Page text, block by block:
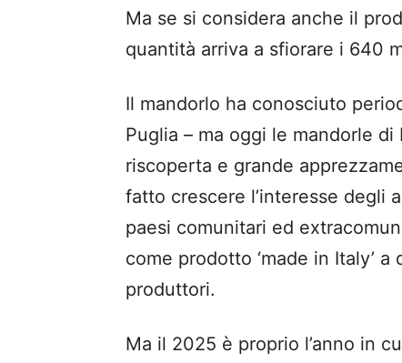
Ma se si considera anche il
quantità arriva a sfiorare i 640
Il mandorlo ha conosciuto
Puglia – ma oggi le mandorle
riscoperta e grande
fatto crescere l’interesse degli
paesi comunitari ed
come prodotto ‘made in Italy’
produttori.
Ma il 2025 è proprio l’anno in